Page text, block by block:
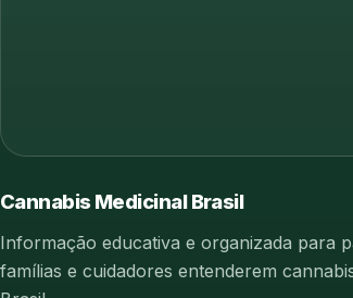
Cannabis Medicinal Brasil
Informação educativa e organizada para
famílias e cuidadores entenderem